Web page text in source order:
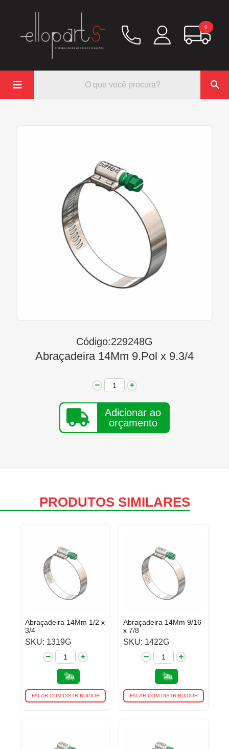
0

Parafuso e Porcas
Seja Nosso Representante
Código:229248G
Abraçadeira 14Mm 9.Pol x 9.3/4
Adicionar ao
orçamento
PRODUTOS SIMILARES
Abraçadeira 14Mm 1/2 x
3/4
SKU: 1319G
FALAR COM DISTRIBUIDOR
Abraçadeira 14Mm 9/16
x 7/8
SKU: 1422G
FALAR COM DISTRIBUIDOR